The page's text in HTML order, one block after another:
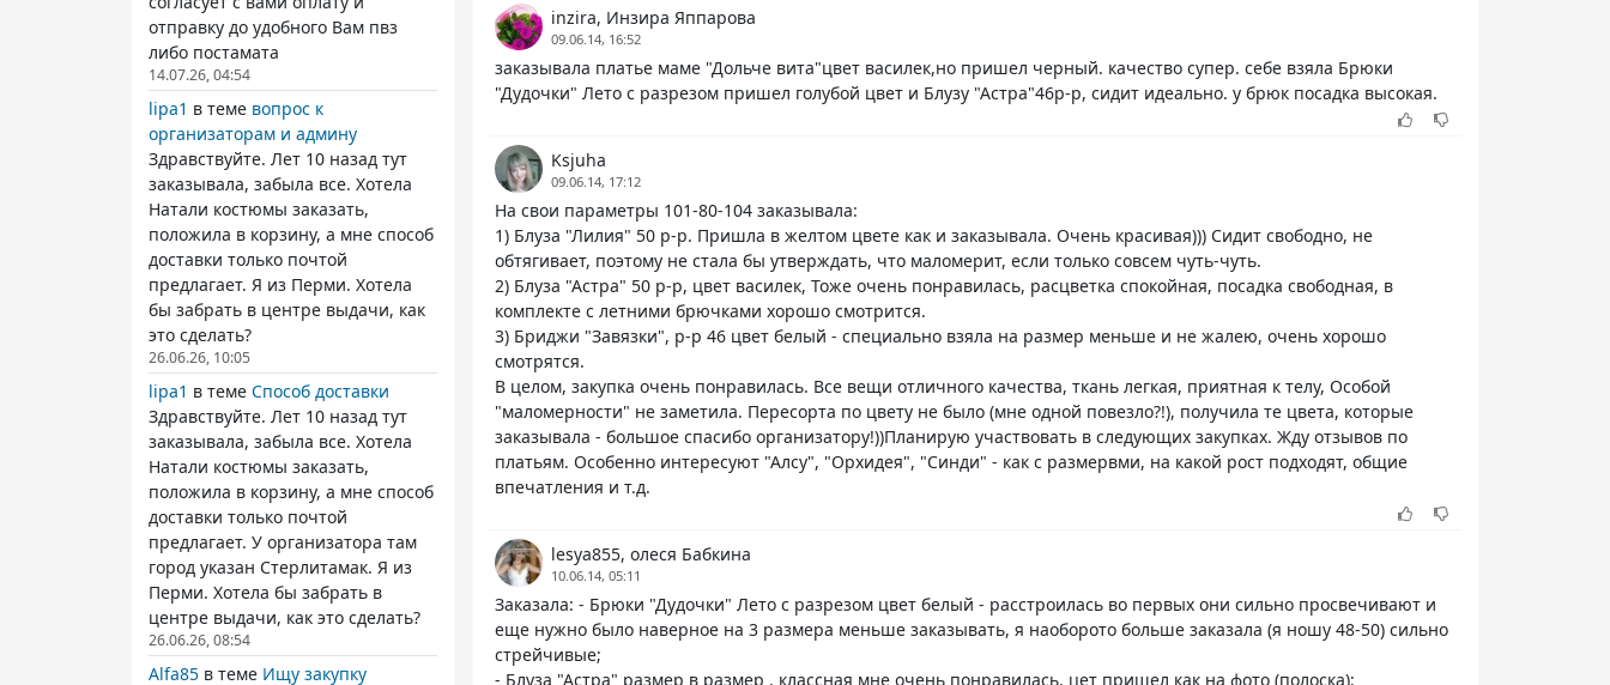
отправку до удобного Вам пвз
либо постамата
14.07.26, 04:54
lipa1 в теме вопрос к
организаторам и админу
Здравствуйте. Лет 10 назад тут
заказывала, забыла все. Хотела
Натали костюмы заказать,
положила в корзину, а мне способ
доставки только почтой
предлагает. Я из Перми. Хотела
бы забрать в центре выдачи, как
это сделать?
26.06.26, 10:05
lipa1 в теме Способ доставки
Здравствуйте. Лет 10 назад тут
заказывала, забыла все. Хотела
Натали костюмы заказать,
положила в корзину, а мне способ
доставки только почтой
предлагает. У организатора там
город указан Стерлитамак. Я из
Перми. Хотела бы забрать в
центре выдачи, как это сделать?
26.06.26, 08:54
Alfa85 в теме Ищу закупку
inzira, Инзира Яппарова
09.06.14, 16:52
заказывала платье маме "Дольче вита"цвет василек,но пришел черный. качество супер. себе взяла Брюки
"Дудочки" Лето с разрезом пришел голубой цвет и Блузу "Астра"46р-р, сидит идеально. у брюк посадка высокая.
Ksjuha
09.06.14, 17:12
На свои параметры 101-80-104 заказывала:
1) Блуза "Лилия" 50 р-р. Пришла в желтом цвете как и заказывала. Очень красивая))) Сидит свободно, не
обтягивает, поэтому не стала бы утверждать, что маломерит, если только совсем чуть-чуть.
2) Блуза "Астра" 50 р-р, цвет василек, Тоже очень понравилась, расцветка спокойная, посадка свободная, в
комплекте с летними брючками хорошо смотрится.
3) Бриджи "Завязки", р-р 46 цвет белый - специально взяла на размер меньше и не жалею, очень хорошо
смотрятся.
В целом, закупка очень понравилась. Все вещи отличного качества, ткань легкая, приятная к телу, Особой
"маломерности" не заметила. Пересорта по цвету не было (мне одной повезло?!), получила те цвета, которые
заказывала - большое спасибо организатору!))Планирую участвовать в следующих закупках. Жду отзывов по
платьям. Особенно интересуют "Алсу", "Орхидея", "Синди" - как с размервми, на какой рост подходят, общие
впечатления и т.д.
lesya855, олеся Бабкина
10.06.14, 05:11
Заказала: - Брюки "Дудочки" Лето с разрезом цвет белый - расстроилась во первых они сильно просвечивают и
еще нужно было наверное на 3 размера меньше заказывать, я наоборото больше заказала (я ношу 48-50) сильно
стрейчивые;
- Блуза "Астра" размер в размер , классная мне очень понравилась, цет пришел как на фото (полоска);